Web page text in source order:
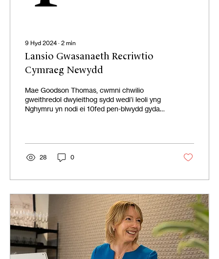
9 Hyd 2024∙ 2 min
Lansio Gwasanaeth Recriwtio
Cymraeg Newydd
Mae Goodson Thomas, cwmni chwilio
gweithredol dwyieithog sydd wedi’i leoli yng
Nghymru yn nodi ei 10fed pen-blwydd gyda
28 0